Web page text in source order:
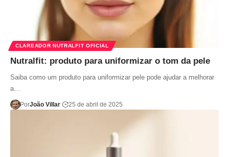
CLAREADOR NUTRALFIT OFICIAL
Nutralfit: produto para uniformizar o tom da pele
Saiba como um produto para uniformizar pele pode ajudar a melhorar
a…
PorJoão Villar 25 de abril de 2025